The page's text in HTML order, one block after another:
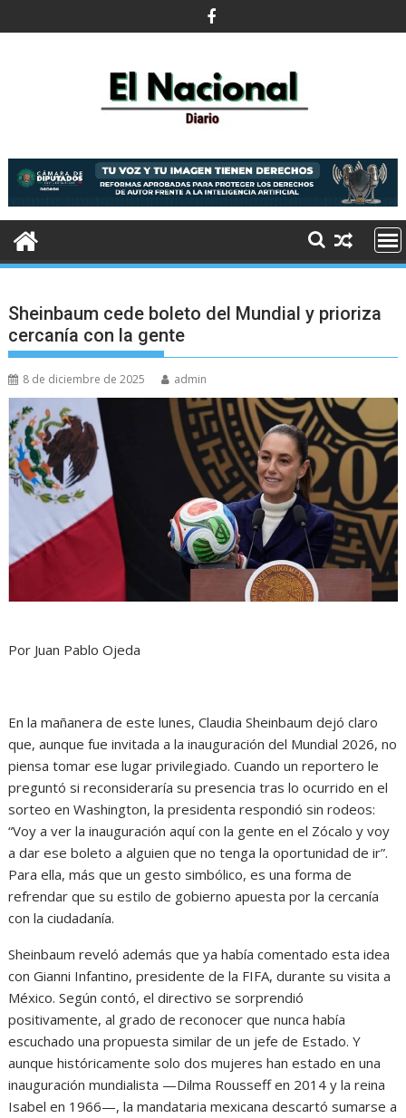
al
Sheinbaum cede boleto del Mundial y prioriza
cercanía con la gente
8 de diciembre de 2025 admin
Por Juan Pablo Ojeda
En la mañanera de este lunes, Claudia Sheinbaum dejó claro
que, aunque fue invitada a la inauguración del Mundial 2026, no
piensa tomar ese lugar privilegiado. Cuando un reportero le
preguntó si reconsideraría su presencia tras lo ocurrido en el
sorteo en Washington, la presidenta respondió sin rodeos:
“Voy a ver la inauguración aquí con la gente en el Zócalo y voy
a dar ese boleto a alguien que no tenga la oportunidad de ir”.
Para ella, más que un gesto simbólico, es una forma de
refrendar que su estilo de gobierno apuesta por la cercanía
con la ciudadanía.
Sheinbaum reveló además que ya había comentado esta idea
con Gianni Infantino, presidente de la FIFA, durante su visita a
México. Según contó, el directivo se sorprendió
positivamente, al grado de reconocer que nunca había
escuchado una propuesta similar de un jefe de Estado. Y
aunque históricamente solo dos mujeres han estado en una
inauguración mundialista —Dilma Rousseff en 2014 y la reina
Isabel en 1966—, la mandataria mexicana descartó sumarse a